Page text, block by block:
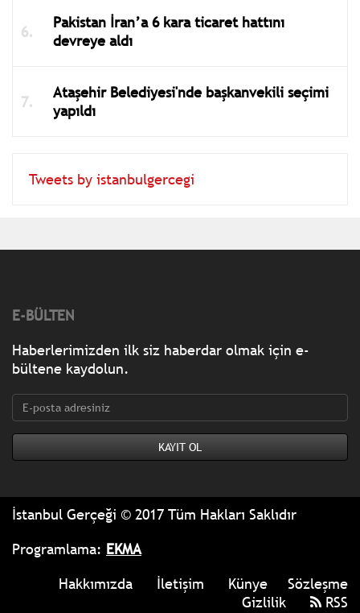
Pakistan İran’a 6 kara ticaret hattını
devreye aldı
Ataşehir Belediyesi'nde başkanvekili seçimi
yapıldı
Tweets by istanbulgercegi
E-BÜLTEN
Haberlerimizden ilk siz haberdar olmak için e-
bültene kaydolun.
İstanbul Gerçeği © 2017 Tüm Hakları Saklıdır
Programlama: EKMA
Hakkımızda
İletişim Künye
Sözleşme
Gizlilik
RSS